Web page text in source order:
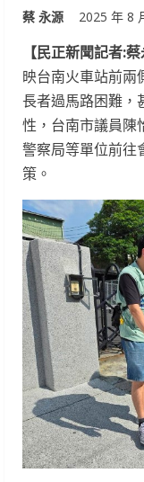
蔡 永源 2025 年 8
【民正新聞記者:
映台南火車站前兩
長者過馬路困難，
性，台南市議員陳
警察局等單位前往
策。